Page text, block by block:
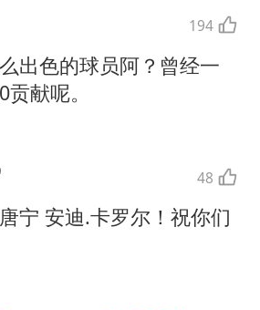
194
出色的球员阿？曾经一
献呢。
48
宁 安迪.卡罗尔！祝你们